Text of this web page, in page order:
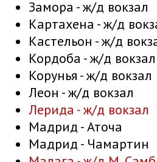
Замора - ж/д вокзал
Картахена - ж/д
Кастельон - ж/д
Кордоба - ж/д вокзал
Корунья - ж/д вокзал
Леон - ж/д вокзал
Лерида - ж/д вокзал
Мадрид - Аточа
Мадрид - Чамартин